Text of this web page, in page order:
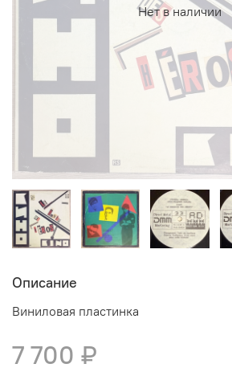
Нет в наличии
Описание
Виниловая пластинка
7 700 ₽